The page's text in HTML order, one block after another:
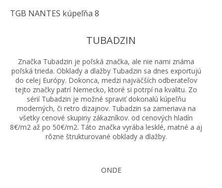
TGB NANTES kúpeľňa 8
TUBADZIN
Značka Tubadzin je poľská značka, ale nie nami známa
poľská trieda. Obklady a dlažby Tubadzin sa dnes exportujú
do celej Európy. Dokonca, medzi najväčších odberateľov
tejto značky patrí Nemecko, ktoré si potrpí na kvalitu. Zo
sérií Tubadzin je možné spraviť dokonalú kúpeľňu
moderných, či retro dizajnov. Tubadzin sa zameriava na
všetky cenové skupiny zákazníkov. od cenových hladín
8€/m2 až po 50€/m2. Táto značka vyrába lesklé, matné a aj
rôzne štrukturované obklady a dlažby.
ONDE